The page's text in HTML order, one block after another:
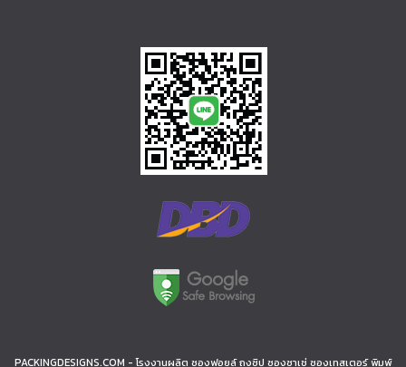
PACKINGDESIGNS.COM - โรงงานผลิต ซองฟอยล์ ถุงซิป ซองซาเช่ ซองเทสเตอร์ พิมพ์